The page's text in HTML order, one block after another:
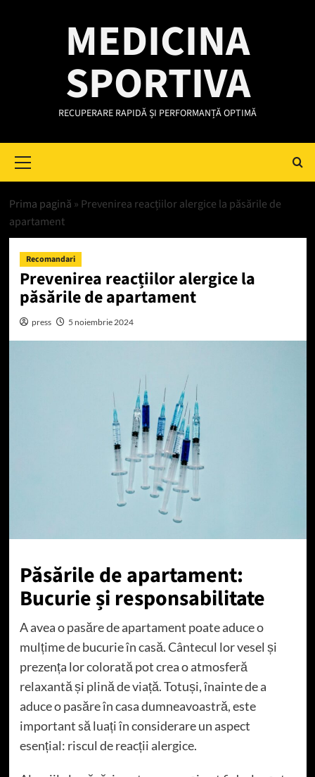
MEDICINA
SPORTIVA
RECUPERARE RAPIDĂ ȘI PERFORMANȚĂ OPTIMĂ
Menu
Prima pagină » Prevenirea reacțiilor alergice la păsările de
apartament
Recomandari
Prevenirea reacțiilor alergice la
păsările de apartament
press 5 noiembrie 2024
Păsările de apartament:
Bucurie și responsabilitate
A avea o pasăre de apartament poate aduce o
mulțime de bucurie în casă. Cântecul lor vesel și
prezența lor colorată pot crea o atmosferă
relaxantă și plină de viață. Totuși, înainte de a
aduce o pasăre în casa dumneavoastră, este
important să luați în considerare un aspect
esențial: riscul de reacții alergice.